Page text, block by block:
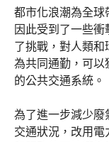
都市化浪潮為全球
因此受到了一些
了挑戰，對人類和
為共同通勤，可以
的公共交通系統。
為了進一步減少廢
交通狀況，改用